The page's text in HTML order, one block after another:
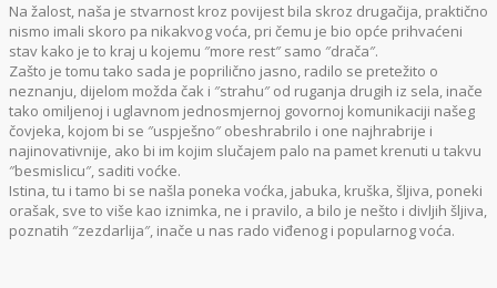
Na žalost, naša je stvarnost kroz povijest bila skroz drugačija, praktično
nismo imali skoro pa nikakvog voća, pri čemu je bio opće prihvaćeni
stav kako je to kraj u kojemu ″more rest″ samo ″drača″.
Zašto je tomu tako sada je poprilično jasno, radilo se pretežito o
neznanju, dijelom možda čak i ″strahu″ od ruganja drugih iz sela, inače
tako omiljenoj i uglavnom jednosmjernoj govornoj komunikaciji našeg
čovjeka, kojom bi se ″uspješno″ obeshrabrilo i one najhrabrije i
najinovativnije, ako bi im kojim slučajem palo na pamet krenuti u takvu
″besmislicu″, saditi voćke.
Istina, tu i tamo bi se našla poneka voćka, jabuka, kruška, šljiva, poneki
orašak, sve to više kao iznimka, ne i pravilo, a bilo je nešto i divljih šljiva,
poznatih ″zezdarlija″, inače u nas rado viđenog i popularnog voća.